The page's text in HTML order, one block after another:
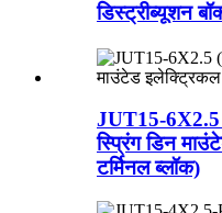
डिस्ट्रीब्यूशन
JUT15-6X2.5
स्प्रिंग डिन
टर्मिनल ब्लॉक)